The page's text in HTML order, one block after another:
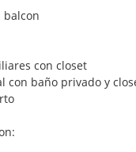
balcon
con closet
con baño privado y